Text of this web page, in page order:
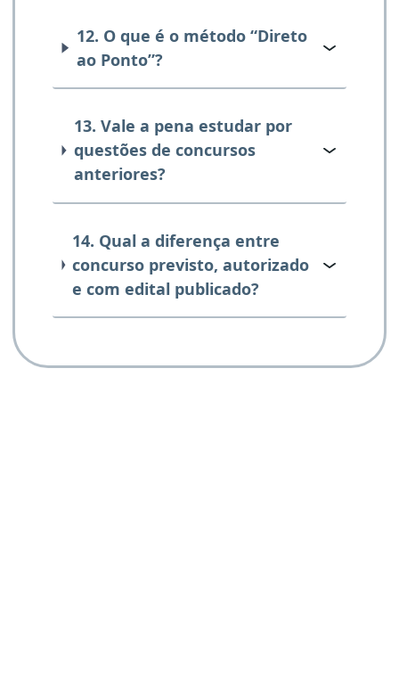
12. O que é o método “Direto
ao Ponto”?
13. Vale a pena estudar por
questões de concursos
anteriores?
14. Qual a diferença entre
concurso previsto, autorizado
e com edital publicado?